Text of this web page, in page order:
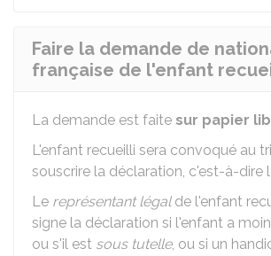
Faire la demande de
française de l'enfant
La demande est faite sur papier
L'enfant recueilli sera convoqué au
souscrire la déclaration, c'est-à-dire
Le représentant légalde l'enfant
signe la déclaration si l'enfant a
ou s'il est sous tutelle, ou si un